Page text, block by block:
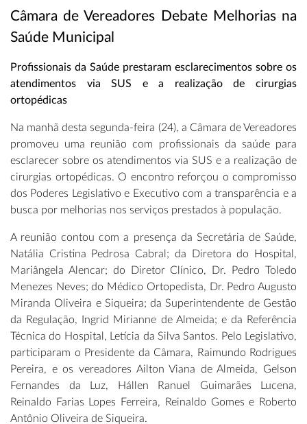
Câmara de Vereadores Debate Melhorias na
Saúde Municipal
Profissionais da Saúde prestaram esclarecimentos sobre os
atendimentos via SUS e a realização de cirurgias
ortopédicas
Na manhã desta segunda-feira (24), a Câmara de Vereadores
promoveu uma reunião com profissionais da saúde para
esclarecer sobre os atendimentos via SUS e a realização de
cirurgias ortopédicas. O encontro reforçou o compromisso
dos Poderes Legislativo e Executivo com a transparência e a
busca por melhorias nos serviços prestados à população.
A reunião contou com a presença da Secretária de Saúde,
Natália Cristina Pedrosa Cabral; da Diretora do Hospital,
Mariângela Alencar; do Diretor Clínico, Dr. Pedro Toledo
Menezes Neves; do Médico Ortopedista, Dr. Pedro Augusto
Miranda Oliveira e Siqueira; da Superintendente de Gestão
da Regulação, Ingrid Mirianne de Almeida; e da Referência
Técnica do Hospital, Letícia da Silva Santos. Pelo Legislativo,
participaram o Presidente da Câmara, Raimundo Rodrigues
Pereira, e os vereadores Ailton Viana de Almeida, Gelson
Fernandes da Luz, Hállen Ranuel Guimarães Lucena,
Reinaldo Farias Lopes Ferreira, Reinaldo Gomes e Roberto
Antônio Oliveira de Siqueira.